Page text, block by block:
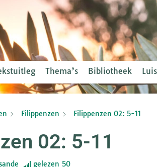
Thema’s Bibliotheek
Filippenzen Filippenzen 02: 5-11
02: 5-11
gelezen 50